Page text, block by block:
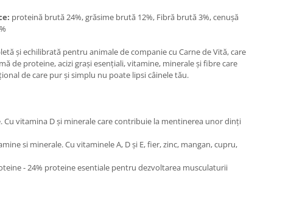
proteină brută 24%, grăsime brută 12%, Fibră brută 3%, cenușă
și echilibrată pentru animale de companie cu Carne de Vită, care
de proteine, acizi grași esențiali, vitamine, minerale și fibre care
de care pur și simplu nu poate lipsi câinele tău.
Cu vitamina D și minerale care contribuie la mentinerea unor dinți
si minerale. Cu vitaminele A, D și E, fier, zinc, mangan, cupru,
- 24% proteine esentiale pentru dezvoltarea musculaturii